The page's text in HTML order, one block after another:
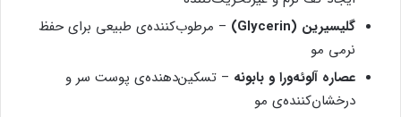
گلیسیرین (Glycerin)
– مرطوب‌کننده‌ی طبیعی برای حفظ
نرمی مو
عصاره آلوئه‌ورا و بابونه – تسکین‌دهنده‌ی پوست سر و
درخشان‌کننده‌ی مو